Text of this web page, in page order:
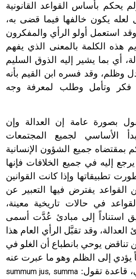
يحكم بأساس القواعد القانونية
لعله يكون خالفها فيما قضى به،
استعمل أولو الرأي والمفكرون
هذه الكلمة بالمعنى الذي يفهم
أي بما يشير إليه الذوق السليم
وظلم، وقد فسره ابن القيم بأنه
فكر وتأمل وطلب لمعرفة وجه
بصورة عامة إن العدالة وإن
الأساسي لجميع المجتمعات
بمقتضاه جميع الشؤون الإنسانية
إليه في جميع الخلافات فإنها
تطبيقاتها وإذا كانت القوانين
يفترض فيها التعبير عن
في حالات تاريخية معينة،
استناداً إلى مبادئ عُدَّت أسمى
وقد تقبَّل الرأي العام هذا
تناقض يوحي بانطباع أن الغلو في
يؤدي إلى الظلم وهو ما عبرت عنه
قاعدة تقول:summum jus, summa